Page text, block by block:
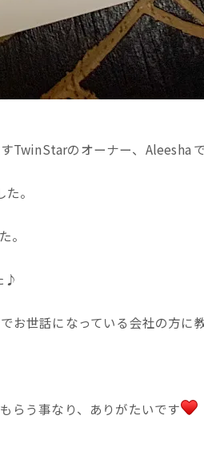
TwinStarのオーナー、Aleesha
。
。
♪
お世話になっている会社の方に
らう事なり、ありがたいです